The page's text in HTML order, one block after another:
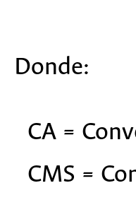
Donde:
CA =
CMS =